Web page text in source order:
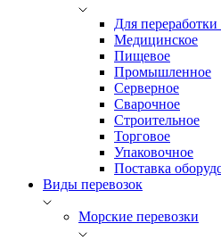
Для
Медицинское
Пищевое
Промышленное
Серверное
Сварочное
Строительное
Торговое
Упаковочное
Поставка
Виды перевозок
Морские перевозки